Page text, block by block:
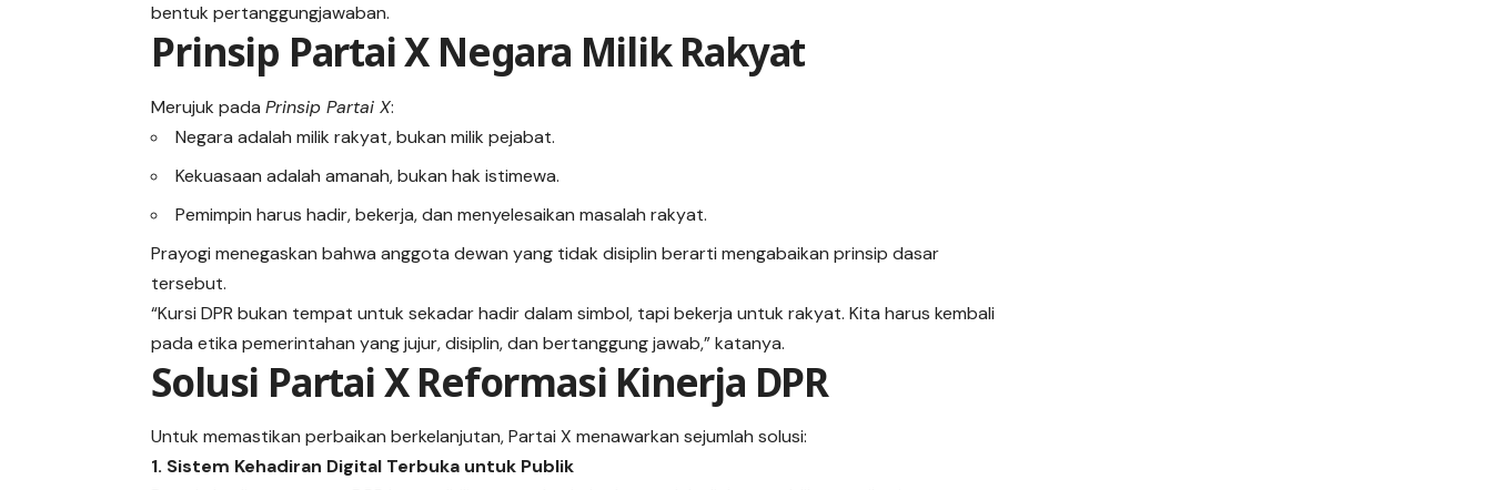
bentuk pertanggungjawaban.
Prinsip Partai X Negara Milik Rakyat
Merujuk padaPrinsip Partai X:
Negara adalah milik rakyat, bukan milik pejabat.
Kekuasaan adalah amanah, bukan hak istimewa.
Pemimpin harus hadir, bekerja, dan menyelesaikan masalah rakyat.
Prayogi menegaskan bahwa anggota dewan yang tidak disiplin berarti mengabaikan prinsip dasar
tersebut.
“Kursi DPR bukan tempat untuk sekadar hadir dalam simbol, tapi bekerja untuk rakyat. Kita harus kembali
pada etika pemerintahan yang jujur, disiplin, dan bertanggung jawab,” katanya.
Solusi Partai X Reformasi Kinerja DPR
Untuk memastikan perbaikan berkelanjutan, Partai X menawarkan sejumlah solusi:
1. Sistem Kehadiran Digital Terbuka untuk Publik